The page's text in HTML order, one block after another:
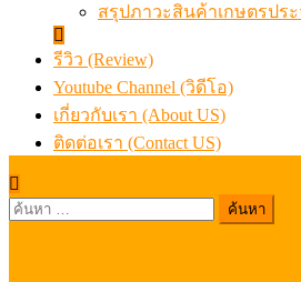
สรุปภาวะสินค้าเกษตรปร
รีวิว (Review)
Youtube Channel (วิดีโอ)
เกี่ยวกับเรา (About US)
ติดต่อเรา (Contact US)
ค้นหา